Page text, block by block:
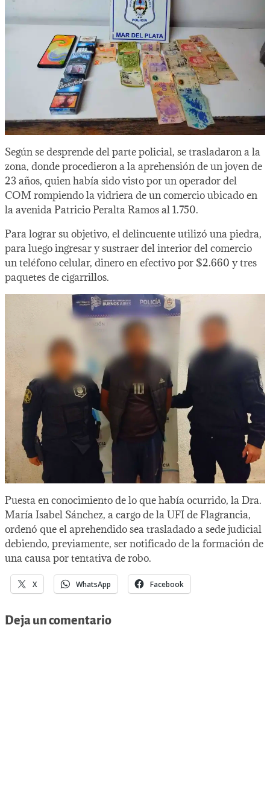
Según se desprende del parte policial, se trasladaron a la
zona, donde procedieron a la aprehensión de un joven de
23 años, quien había sido visto por un operador del
COM rompiendo la vidriera de un comercio ubicado en
la avenida Patricio Peralta Ramos al 1.750.
Para lograr su objetivo, el delincuente utilizó una piedra,
para luego ingresar y sustraer del interior del comercio
un teléfono celular, dinero en efectivo por $2.660 y tres
paquetes de cigarrillos.
Puesta en conocimiento de lo que había ocurrido, la Dra.
María Isabel Sánchez, a cargo de la UFI de Flagrancia,
ordenó que el aprehendido sea trasladado a sede judicial
debiendo, previamente, ser notificado de la formación de
una causa por tentativa de robo.
X WhatsApp Facebook
Deja un comentario